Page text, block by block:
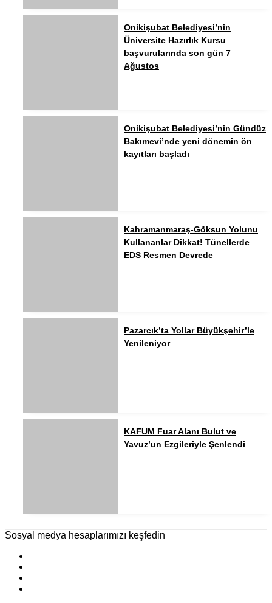
Onikişubat Belediyesi’nin
Üniversite Hazırlık Kursu
başvurularında son gün 7
Ağustos
Onikişubat Belediyesi’nin Gündüz
Bakımevi’nde yeni dönemin ön
kayıtları başladı
Kahramanmaraş-Göksun Yolunu
Kullananlar Dikkat! Tünellerde
EDS Resmen Devrede
Pazarcık’ta Yollar Büyükşehir’le
Yenileniyor
KAFUM Fuar Alanı Bulut ve
Yavuz’un Ezgileriyle Şenlendi
Sosyal medya hesaplarımızı keşfedin